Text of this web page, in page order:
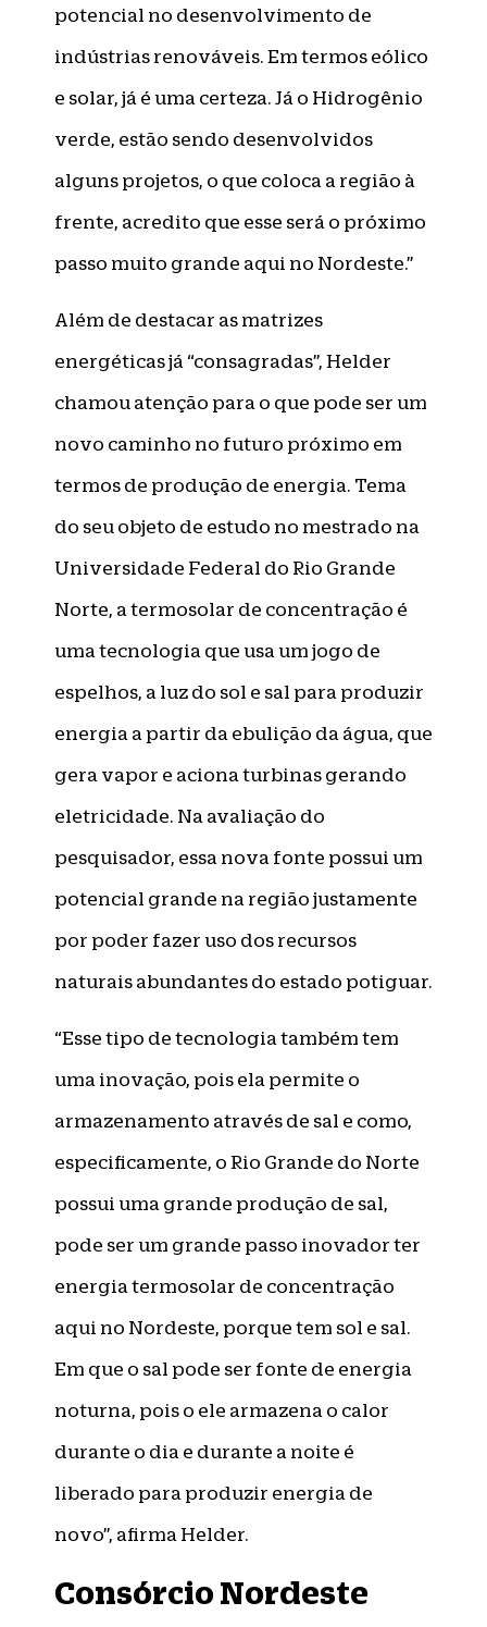
potencial no desenvolvimento de
indústrias renováveis. Em termos eólico
e solar, já é uma certeza. Já o Hidrogênio
verde, estão sendo desenvolvidos
alguns projetos, o que coloca a região à
frente, acredito que esse será o próximo
passo muito grande aqui no Nordeste.”
Além de destacar as matrizes
energéticas já “consagradas”, Helder
chamou atenção para o que pode ser um
novo caminho no futuro próximo em
termos de produção de energia. Tema
do seu objeto de estudo no mestrado na
Universidade Federal do Rio Grande
Norte, a termosolar de concentração é
uma tecnologia que usa um jogo de
espelhos, a luz do sol e sal para produzir
energia a partir da ebulição da água, que
gera vapor e aciona turbinas gerando
eletricidade. Na avaliação do
pesquisador, essa nova fonte possui um
potencial grande na região justamente
por poder fazer uso dos recursos
naturais abundantes do estado potiguar.
“Esse tipo de tecnologia também tem
uma inovação, pois ela permite o
armazenamento através de sal e como,
especificamente, o Rio Grande do Norte
possui uma grande produção de sal,
pode ser um grande passo inovador ter
energia termosolar de concentração
aqui no Nordeste, porque tem sol e sal.
Em que o sal pode ser fonte de energia
noturna, pois o ele armazena o calor
durante o dia e durante a noite é
liberado para produzir energia de
novo”, afirma Helder.
Consórcio Nordeste